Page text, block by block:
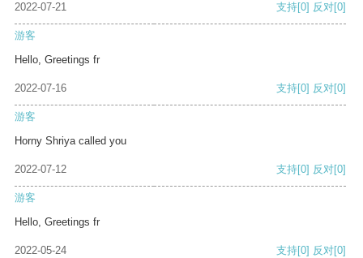
2022-07-21 支持[0] 反对[0]
游客
Hello, Greetings fr
2022-07-16 支持[0] 反对[0]
游客
Horny Shriya called you
2022-07-12 支持[0] 反对[0]
游客
Hello, Greetings fr
2022-05-24 支持[0] 反对[0]